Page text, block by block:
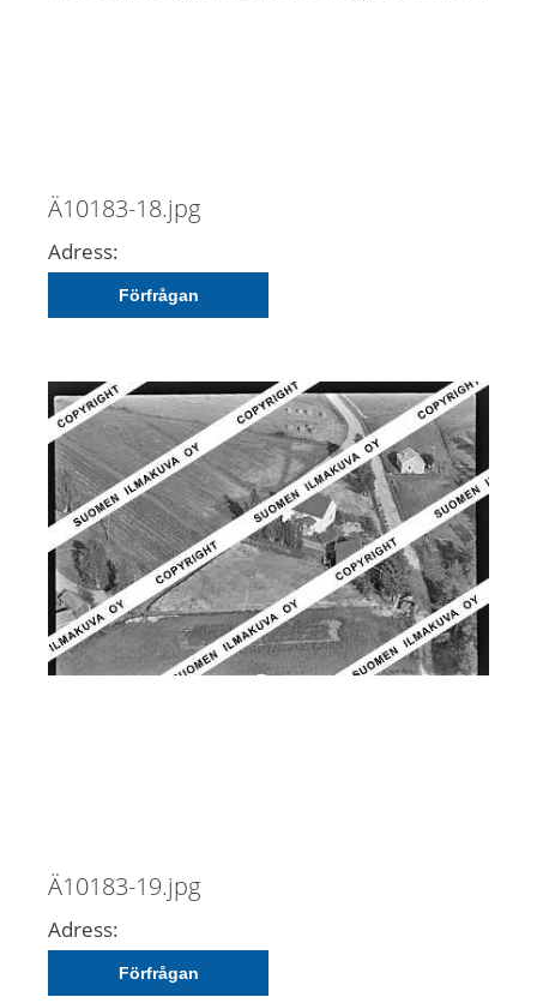
Ä10183-18.jpg
Adress:
Förfrågan
Ä10183-19.jpg
Adress:
Förfrågan